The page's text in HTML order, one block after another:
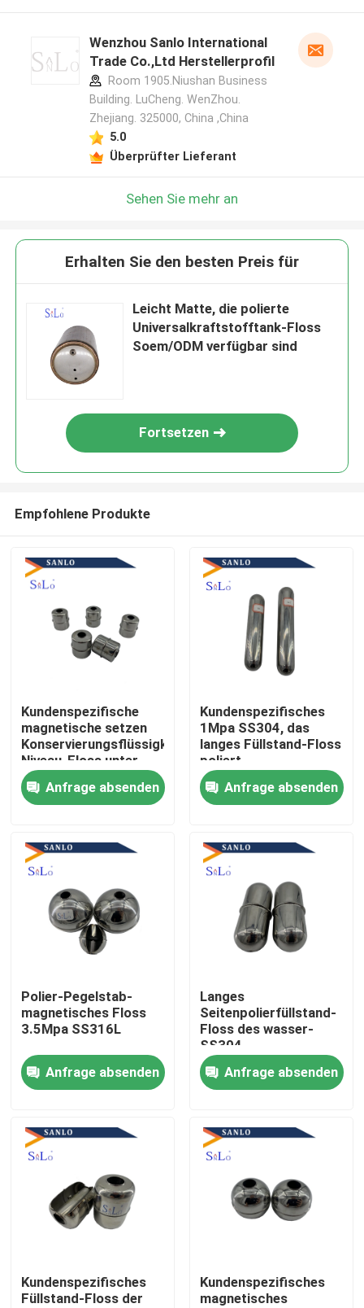
Produkte
Über uns
Fabrik-Ausflug
Qualitätskontrolle
Treten Sie mit uns in Verbindung
Fordern Sie ein Zitat
Company News
Stahlschwimmer
Wenzhou Sanlo International
Trade Co.,Ltd Herstellerprofil
Room 1905.Niushan Business
Building. LuCheng. WenZhou.
Zhejiang. 325000, China ,China
5.0
Überprüfter Lieferant
Sehen Sie mehr an
Erhalten Sie den besten Preis für
Leicht Matte, die polierte
Universalkraftstofftank-Floss
Soem/ODM verfügbar sind
Fortsetzen
Empfohlene Produkte
Kundenspezifische
magnetische setzen
Konservierungsflüssigkeits-
Niveau-Floss unter
Druck
Anfrage absenden
Kundenspezifisches
1Mpa SS304, das
langes Füllstand-Floss
poliert
Anfrage absenden
Polier-Pegelstab-
magnetisches Floss
3.5Mpa SS316L
Anfrage absenden
Langes
Seitenpolierfüllstand-
Floss des wasser-
SS304
Anfrage absenden
Kundenspezifisches
Füllstand-Floss der
Kundenspezifisches
magnetisches